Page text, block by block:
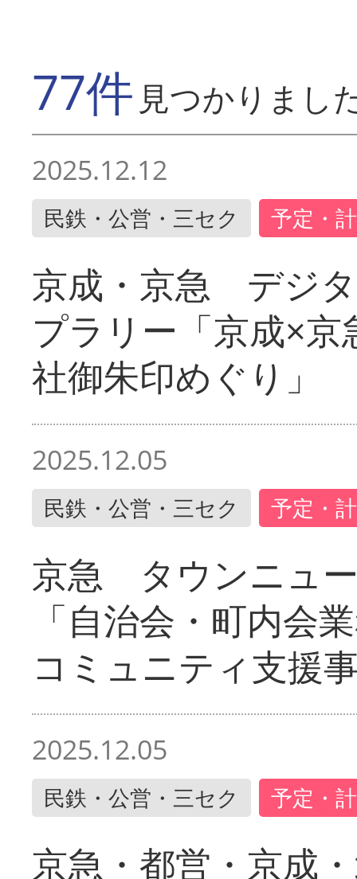
77件 見つかりまし
2025.12.12
民鉄・公営・三セク 予定・
京成・京急 デジ
プラリー「京成×
社御朱印めぐり」
2025.12.05
民鉄・公営・三セク 予定・
京急 タウンニュ
「自治会・町内会
コミュニティ支援
2025.12.05
民鉄・公営・三セク 予定・
京急・都営・京成